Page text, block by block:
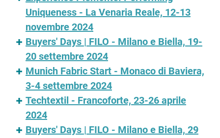
Uniqueness - La Venaria Reale, 12-13
novembre 2024
Buyers' Days | FILO - Milano e Biella, 19-
20 settembre 2024
Munich Fabric Start - Monaco di Baviera,
3-4 settembre 2024
Techtextil - Francoforte, 23-26 aprile
2024
Buyers' Days | FILO - Milano e Biella, 29